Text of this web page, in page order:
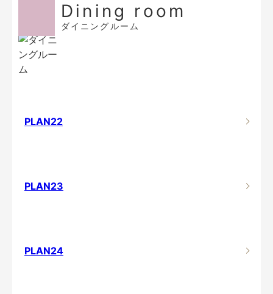
Dining room
ダイニングルーム
PLAN22
PLAN23
PLAN24